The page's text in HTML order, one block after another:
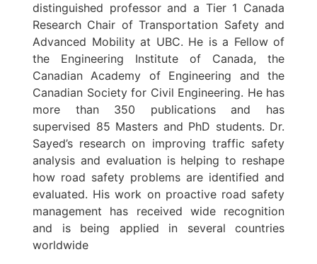
distinguished professor and a Tier 1 Canada
Research Chair of Transportation Safety and
Advanced Mobility at UBC. He is a Fellow of
the Engineering Institute of Canada, the
Canadian Academy of Engineering and the
Canadian Society for Civil Engineering. He has
more than 350 publications and has
supervised 85 Masters and PhD students. Dr.
Sayed’s research on improving traffic safety
analysis and evaluation is helping to reshape
how road safety problems are identified and
evaluated. His work on proactive road safety
management has received wide recognition
and is being applied in several countries
worldwide